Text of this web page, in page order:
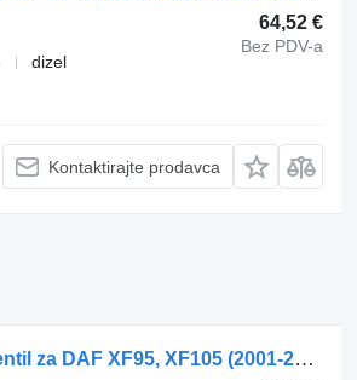
64,52 €
Bez PDV-a
dizel
Kontaktirajte prodavca
DAF, WABCO XF105 (01.05-) 4802020050 glavni kocioni ventil za DAF XF95, XF105 (2001-2014) tegljača